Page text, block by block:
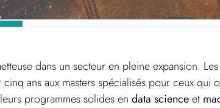
dans un secteur en pleine expansion.
ans aux masters spécialisés pour ceux qui
programmes solides en data scienceet